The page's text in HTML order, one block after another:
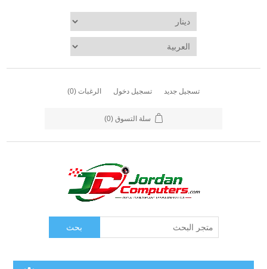
تسجيل جديد تسجيل دخول الرغبات (0)
سلة التسوق (0)
بحث